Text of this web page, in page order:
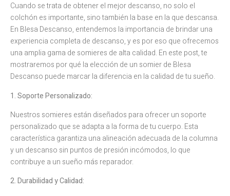
Cuando se trata de obtener el mejor descanso, no solo el
colchón es importante, sino también la base en la que descansa.
En Blesa Descanso, entendemos la importancia de brindar una
experiencia completa de descanso, y es por eso que ofrecemos
una amplia gama de somieres de alta calidad. En este post, te
mostraremos por qué la elección de un somier de Blesa
Descanso puede marcar la diferencia en la calidad de tu sueño.
1. Soporte Personalizado:
Nuestros somieres están diseñados para ofrecer un soporte
personalizado que se adapta a la forma de tu cuerpo. Esta
característica garantiza una alineación adecuada de la columna
y un descanso sin puntos de presión incómodos, lo que
contribuye a un sueño más reparador.
2. Durabilidad y Calidad: